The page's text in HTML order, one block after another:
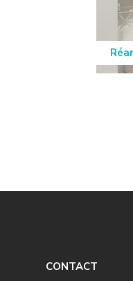
CONTACT